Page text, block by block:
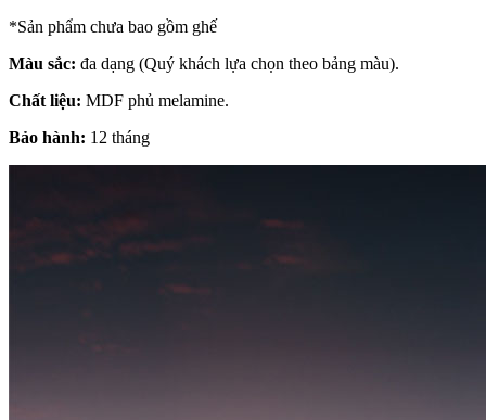
*Sản phẩm chưa bao gồm ghế
Màu sắc: đa dạng (Quý khách lựa chọn theo bảng màu).
Chất liệu: MDF phủ melamine.
Bảo hành: 12 tháng